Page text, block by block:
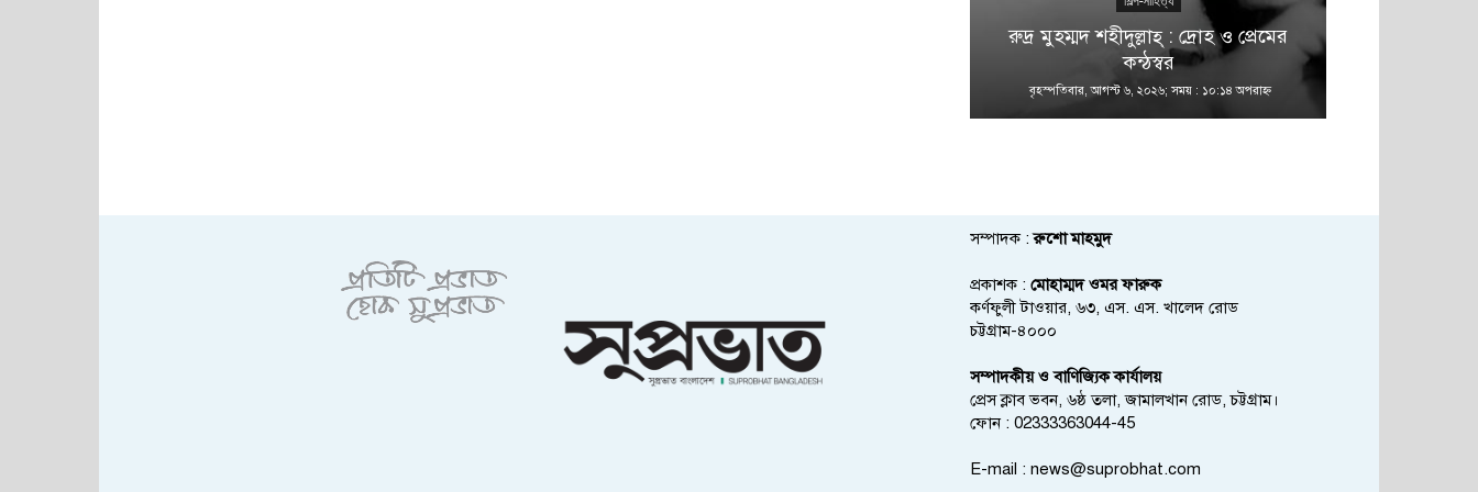
রুদ্র মুহম্মদ শহীদুল্লাহ্ : দ্রোহ ও প্রেমের
কন্ঠস্বর
বৃহস্পতিবার, আগস্ট ৬, ২০২৬; সময় : ১০:১৪ অপরাহ্ণ
সম্পাদক :রুশো মাহমুদ
প্রকাশক : মোহাম্মদ ওমর ফারুক
কর্ণফুলী টাওয়ার, ৬৩, এস. এস. খালেদ রোড
চট্টগ্রাম-৪০০০
সম্পাদকীয় ও বাণিজ্যিক কার্যালয়
প্রেস ক্লাব ভবন, ৬ষ্ঠ তলা, জামালখান রোড, চট্টগ্রাম।
ফোন : 02333363044-45
E-mail : news@suprobhat.com